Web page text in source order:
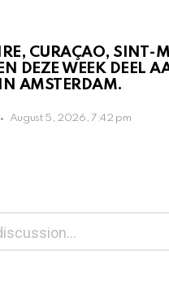
CURAÇAO, SINT-
DEZE WEEK DEEL
AMSTERDAM.
August 5, 2026, 7:42 pm